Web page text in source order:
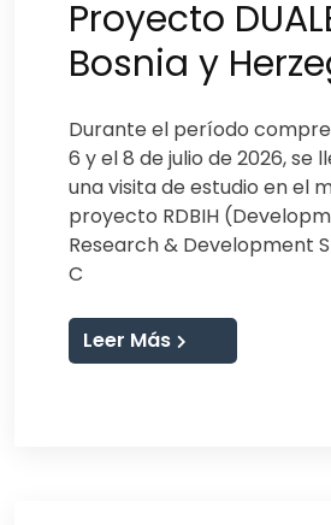
Proyecto
Bosnia y
Durante el período
6 y el 8 de julio de 2026, se
una visita de estudio en el
proyecto RDBIH
Research & Development
C
Leer Más